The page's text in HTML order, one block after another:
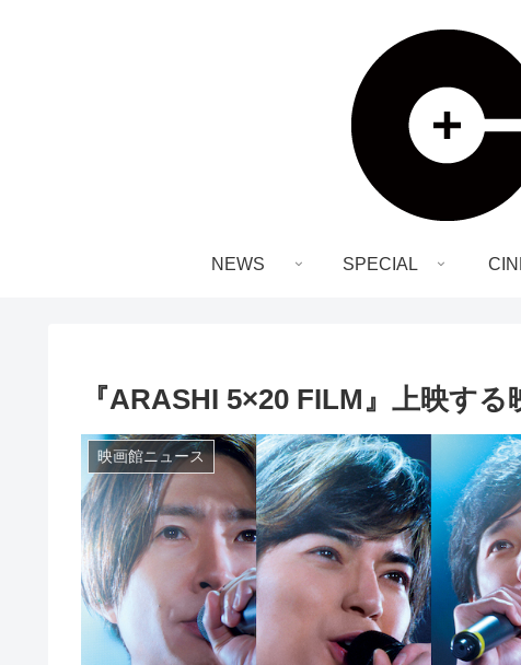
NEWS SPECIAL
『ARASHI 5×20 FILM』上映す
映画館ニュース